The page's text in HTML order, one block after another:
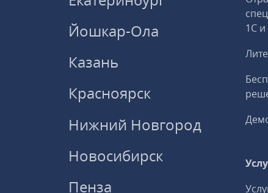
Йошкар-Ола
Казань
Красноярск
Нижний Новгород
Новосибирск
Пенза
1С и